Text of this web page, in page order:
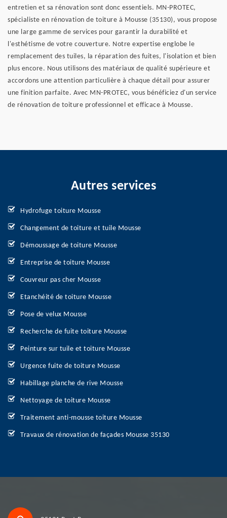
entretien et sa rénovation sont donc essentiels. MN-PROTEC,
spécialiste en rénovation de toiture à Mousse (35130), vous propose
une large gamme de services pour garantir la durabilité et
l'esthétisme de votre couverture. Notre expertise englobe le
remplacement des tuiles, la réparation des fuites, l'isolation et bien
plus encore. Nous utilisons des matériaux de qualité supérieure et
accordons une attention particulière à chaque détail pour assurer
une finition parfaite. Avec MN-PROTEC, vous bénéficiez d'un service
de rénovation de toiture professionnel et efficace à Mousse.
Autres services
Hydrofuge toiture Mousse
Changement de toiture et tuile Mousse
Démoussage de toiture Mousse
Entreprise de toiture Mousse
Couvreur pas cher Mousse
Etanchéité de toiture Mousse
Pose de velux Mousse
Recherche de fuite toiture Mousse
Peinture sur tuile et toiture Mousse
Urgence fuite de toiture Mousse
Habillage planche de rive Mousse
Nettoyage de toiture Mousse
Traitement anti-mousse toiture Mousse
Travaux de rénovation de façades Mousse 35130